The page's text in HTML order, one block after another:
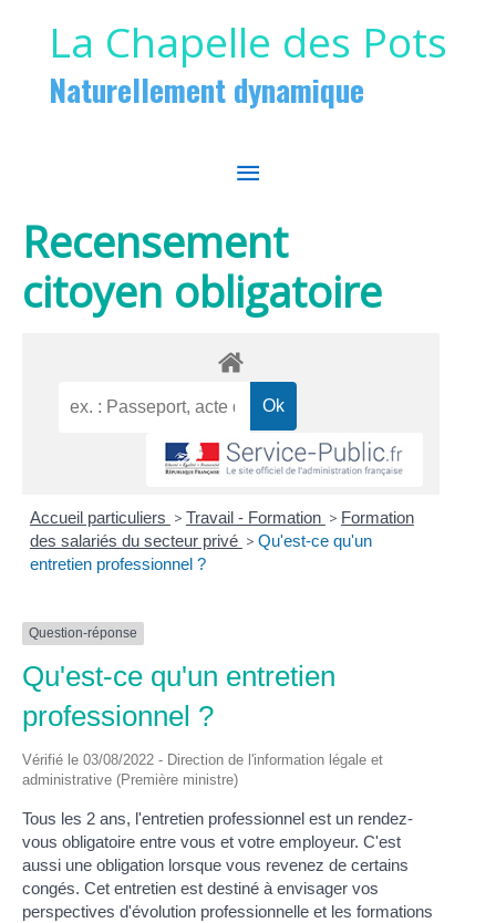
La Chapelle des Pots
Naturellement dynamique
MENU
PRINCIPAL
Recensement
citoyen obligatoire
Accueil particuliers > Travail - Formation > Formation
des salariés du secteur privé > Qu'est-ce qu'un
entretien professionnel ?
Question-réponse
Qu'est-ce qu'un entretien
professionnel ?
Vérifié le 03/08/2022 - Direction de l'information légale et
administrative (Première ministre)
Tous les 2 ans, l'entretien professionnel est un rendez-
vous obligatoire entre vous et votre employeur. C'est
aussi une obligation lorsque vous revenez de certains
congés. Cet entretien est destiné à envisager vos
perspectives d'évolution professionnelle et les formations